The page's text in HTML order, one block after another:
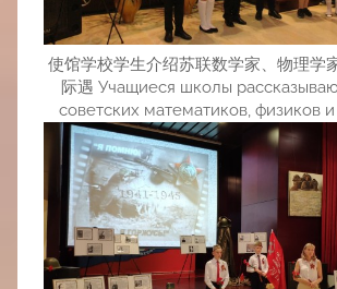
使馆学校学生介绍苏联数学家、物理学
际遇 Учащиеся школы
советских математиков, физиков